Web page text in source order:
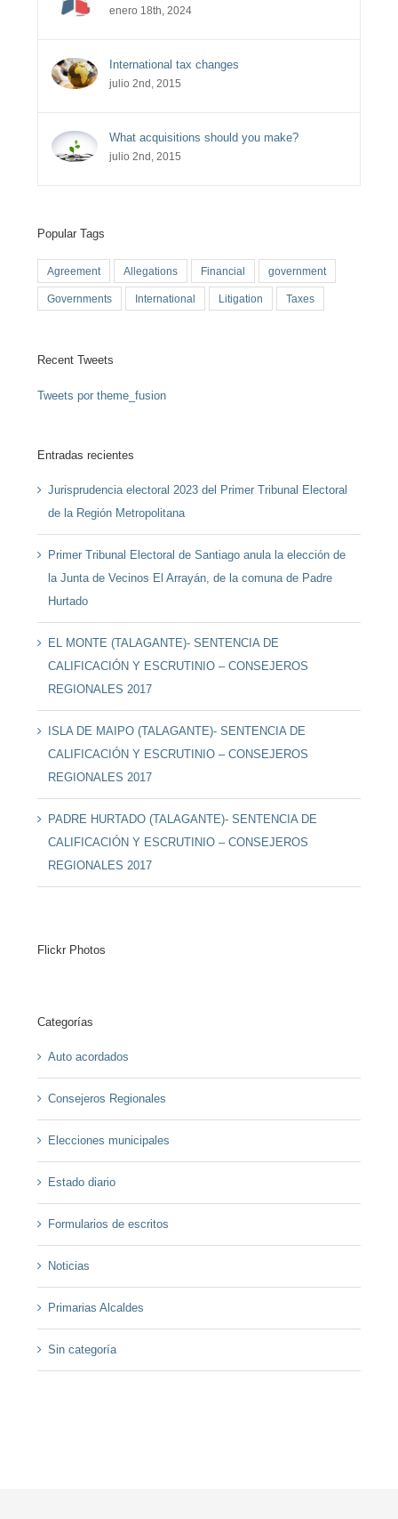
enero 18th, 2024
International tax changes
julio 2nd, 2015
What acquisitions should you make?
julio 2nd, 2015
Popular Tags
Agreement Allegations Financial government
Governments International Litigation Taxes
Recent Tweets
Tweets por theme_fusion
Entradas recientes
Jurisprudencia electoral 2023 del Primer Tribunal Electoral
de la Región Metropolitana
Primer Tribunal Electoral de Santiago anula la elección de
la Junta de Vecinos El Arrayán, de la comuna de Padre
Hurtado
EL MONTE (TALAGANTE)- SENTENCIA DE
CALIFICACIÓN Y ESCRUTINIO – CONSEJEROS
REGIONALES 2017
ISLA DE MAIPO (TALAGANTE)- SENTENCIA DE
CALIFICACIÓN Y ESCRUTINIO – CONSEJEROS
REGIONALES 2017
PADRE HURTADO (TALAGANTE)- SENTENCIA DE
CALIFICACIÓN Y ESCRUTINIO – CONSEJEROS
REGIONALES 2017
Flickr Photos
Categorías
Auto acordados
Consejeros Regionales
Elecciones municipales
Estado diario
Formularios de escritos
Noticias
Primarias Alcaldes
Sin categoría